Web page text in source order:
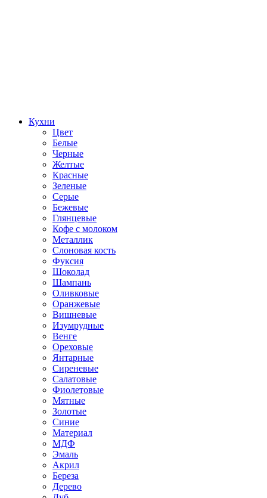
Кухни
Цвет
Белые
Черные
Желтые
Красные
Зеленые
Серые
Бежевые
Глянцевые
Кофе с молоком
Металлик
Слоновая кость
Фуксия
Шоколад
Шампань
Оливковые
Оранжевые
Вишневые
Изумрудные
Венге
Ореховые
Янтарные
Сиреневые
Салатовые
Фиолетовые
Мятные
Золотые
Синие
Материал
МДФ
Эмаль
Акрил
Береза
Дерево